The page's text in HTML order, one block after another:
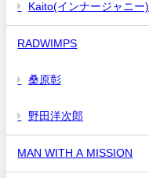
Kaito(インナージャニー)
RADWIMPS
桑原彰
野田洋次郎
MAN WITH A MISSION